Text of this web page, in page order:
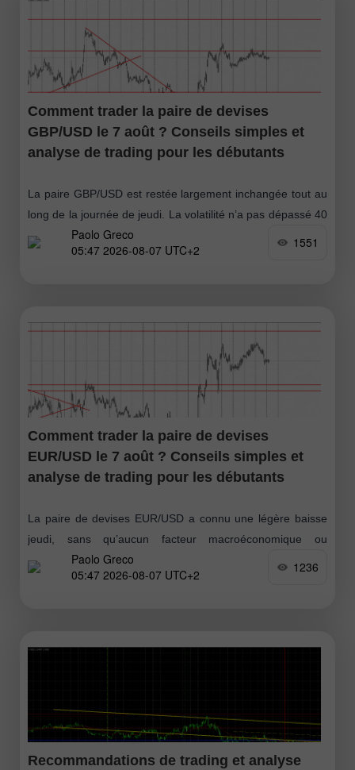
Comment trader la paire de devises
GBP/USD le 7 août ? Conseils simples et
analyse de trading pour les débutants
La paire GBP/USD est restée largement inchangée tout au
long de la journée de jeudi. La volatilité n’a pas dépassé 40
pips, un niveau dérisoire pour la livre sterling
Paolo Greco
05:47 2026-08-07 UTC+2
1551
Comment trader la paire de devises
EUR/USD le 7 août ? Conseils simples et
analyse de trading pour les débutants
La paire de devises EUR/USD a connu une légère baisse
jeudi, sans qu’aucun facteur macroéconomique ou
fondamental ne la justifie. Toutefois, pour un mouvement
de 30 à 40 pips, aucune
Paolo Greco
05:47 2026-08-07 UTC+2
1236
Recommandations de trading et analyse